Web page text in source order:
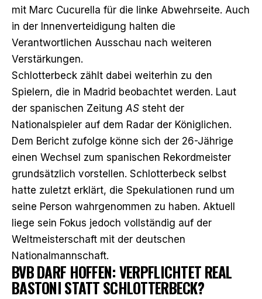
mit Marc Cucurella für die linke Abwehrseite. Auch
in der Innenverteidigung halten die
Verantwortlichen Ausschau nach weiteren
Verstärkungen.
Schlotterbeck zählt dabei weiterhin zu den
Spielern, die in Madrid beobachtet werden. Laut
der spanischen Zeitung AS steht der
Nationalspieler auf dem Radar der Königlichen.
Dem Bericht zufolge könne sich der 26-Jährige
einen Wechsel zum spanischen Rekordmeister
grundsätzlich vorstellen. Schlotterbeck selbst
hatte zuletzt erklärt, die Spekulationen rund um
seine Person wahrgenommen zu haben. Aktuell
liege sein Fokus jedoch vollständig auf der
Weltmeisterschaft mit der deutschen
Nationalmannschaft.
BVB DARF HOFFEN: VERPFLICHTET REAL
BASTONI STATT SCHLOTTERBECK?